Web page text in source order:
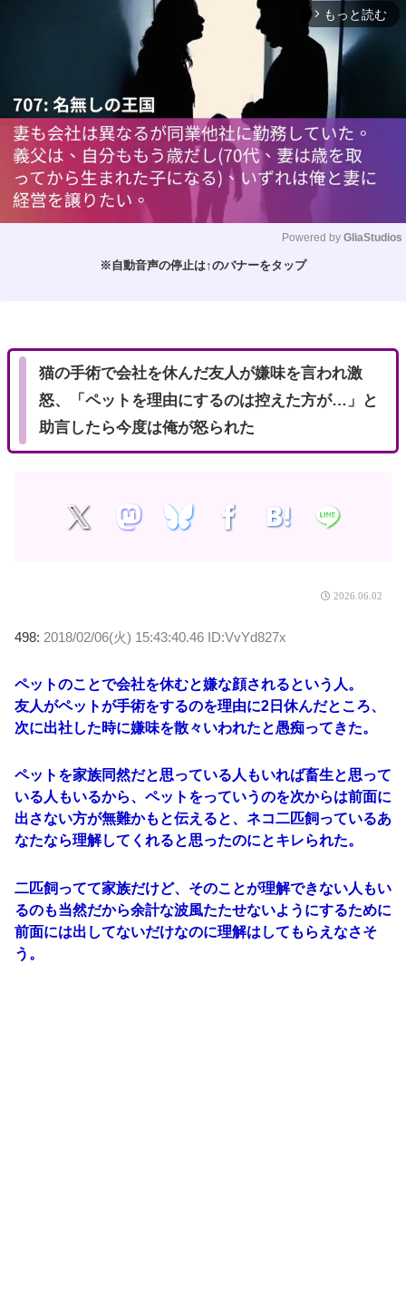
arrow_forward_ios もっと読む
Powered by GliaStudios
※自動音声の停止は↑のバナーをタップ
猫の手術で会社を休んだ友人が嫌味を言われ激
怒、「ペットを理由にするのは控えた方が…」と
助言したら今度は俺が怒られた
2026.06.02
498: 2018/02/06(火) 15:43:40.46 ID:VvYd827x
ペットのことで会社を休むと嫌な顔されるという人。
友人がペットが手術をするのを理由に2日休んだところ、
次に出社した時に嫌味を散々いわれたと愚痴ってきた。
ペットを家族同然だと思っている人もいれば畜生と思って
いる人もいるから、ペットをっていうのを次からは前面に
出さない方が無難かもと伝えると、ネコ二匹飼っているあ
なたなら理解してくれると思ったのにとキレられた。
二匹飼ってて家族だけど、そのことが理解できない人もい
るのも当然だから余計な波風たたせないようにするために
前面には出してないだけなのに理解はしてもらえなさそ
う。